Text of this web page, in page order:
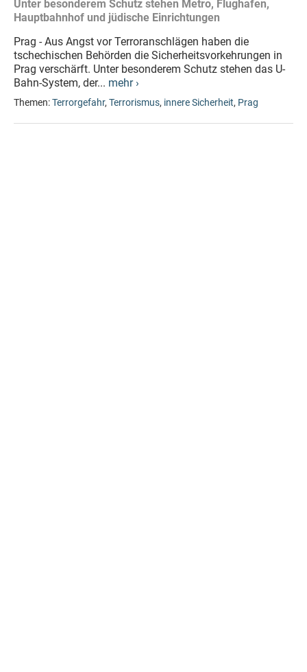
Unter besonderem Schutz stehen Metro, Flughafen,
Hauptbahnhof und jüdische Einrichtungen
Prag - Aus Angst vor Terroranschlägen haben die
tschechischen Behörden die Sicherheitsvorkehrungen in
Prag verschärft. Unter besonderem Schutz stehen das U-
Bahn-System, der... mehr ›
Themen:Terrorgefahr, Terrorismus, innere Sicherheit, Prag